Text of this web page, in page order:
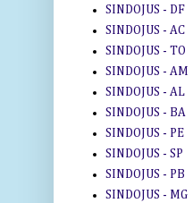
SINDOJUS - DF
SINDOJUS - AC
SINDOJUS - TO
SINDOJUS - AM
SINDOJUS - AL
SINDOJUS - BA
SINDOJUS - PE
SINDOJUS - SP
SINDOJUS - PB
SINDOJUS - MG